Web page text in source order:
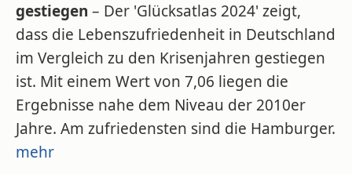
gestiegen – Der 'Glücksatlas 2024' zeigt,
dass die Lebenszufriedenheit in Deutschland
im Vergleich zu den Krisenjahren gestiegen
ist. Mit einem Wert von 7,06 liegen die
Ergebnisse nahe dem Niveau der 2010er
Jahre. Am zufriedensten sind die Hamburger.
mehr